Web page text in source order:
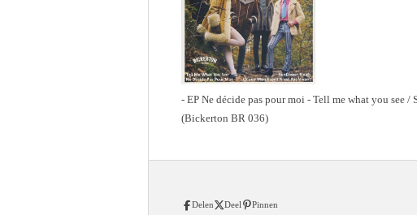
- EP Ne décide pas pour moi - Tell me what you see
(Bickerton BR 036)
Delen Deel Pinnen